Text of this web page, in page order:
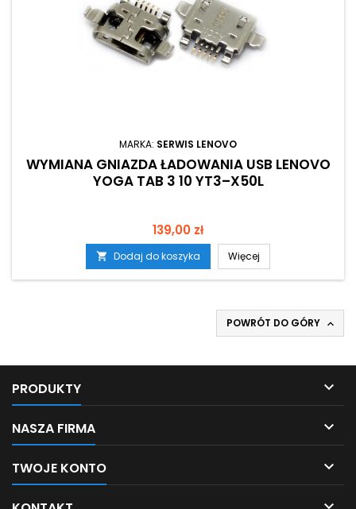
MARKA: SERWIS LENOVO
WYMIANA GNIAZDA ŁADOWANIA USB LENOVO
YOGA TAB 3 10 YT3–X50L
Cena
139,00 zł
 Dodaj do koszyka Więcej
POWRÓT DO GÓRY 
PRODUKTY 
NASZA FIRMA 
TWOJE KONTO 